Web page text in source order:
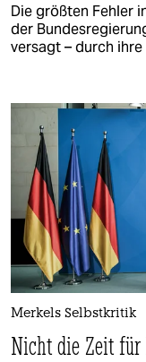
Die größten Fehler
der
versagt – durch
Merkels Selbstkritik
Nicht die Zeit für